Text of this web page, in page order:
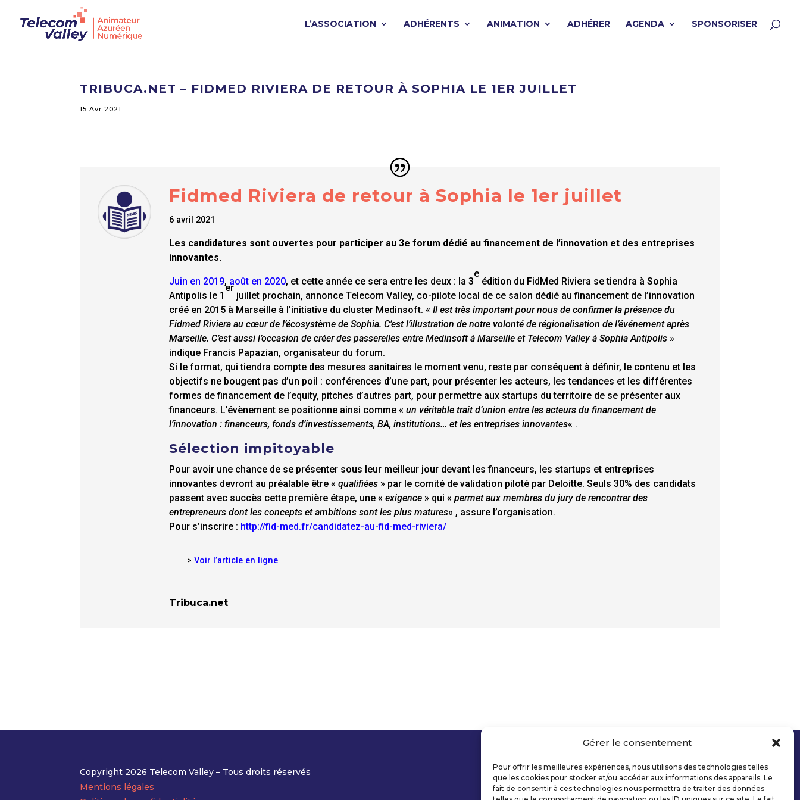
Gérer le consentement
Pour offrir les meilleures expériences, nous utilisons des technologies telles
que les cookies pour stocker et/ou accéder aux informations des appareils. Le
fait de consentir à ces technologies nous permettra de traiter des données
L’ASSOCIATION ADHÉRENTS ANIMATION ADHÉRER AGENDA SPONSORISER
TRIBUCA.NET – FIDMED RIVIERA DE RETOUR À SOPHIA LE 1ER JUILLET
15 Avr 2021
Fidmed Riviera de retour à Sophia le 1er juillet
6 avril 2021
Les candidatures sont ouvertes pour participer au 3e forum dédié au financement de l’innovation et des entreprises
innovantes.
Juin en 2019, août en 2020, et cette année ce sera entre les deux : la 3
e
édition du FidMed Riviera se tiendra à Sophia
Antipolis le 1
er
juillet prochain, annonce Telecom Valley, co-pilote local de ce salon dédié au financement de l’innovation
créé en 2015 à Marseille à l’initiative du cluster Medinsoft. «Il est très important pour nous de confirmer la présence du
Fidmed Riviera au cœur de l’écosystème de Sophia. C’est l’illustration de notre volonté de régionalisation de l’événement après
Marseille. C’est aussi l’occasion de créer des passerelles entre Medinsoft à Marseille et Telecom Valley à Sophia Antipolis »
indique Francis Papazian, organisateur du forum.
Si le format, qui tiendra compte des mesures sanitaires le moment venu, reste par conséquent à définir, le contenu et les
objectifs ne bougent pas d’un poil : conférences d’une part, pour présenter les acteurs, les tendances et les différentes
formes de financement de l’equity, pitches d’autres part, pour permettre aux startups du territoire de se présenter aux
financeurs. L’évènement se positionne ainsi comme «un véritable trait d’union entre les acteurs du financement de
l’innovation : financeurs, fonds d’investissements, BA, institutions… et les entreprises innovantes« .
Sélection impitoyable
Pour avoir une chance de se présenter sous leur meilleur jour devant les financeurs, les startups et entreprises
innovantes devront au préalable être «qualifiées » par le comité de validation piloté par Deloitte. Seuls 30% des candidats
passent avec succès cette première étape, une «exigence » qui «permet aux membres du jury de rencontrer des
entrepreneurs dont les concepts et ambitions sont les plus matures« , assure l’organisation.
Pour s’inscrire : http://fid-med.fr/candidatez-au-fid-med-riviera/
> Voir l’article en ligne
Tribuca.net
Copyright 2026 Telecom Valley – Tous droits réservés
Mentions légales